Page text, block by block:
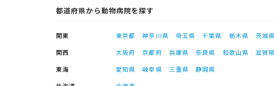
都道府県から動物病院を探す
関東 東京都 神奈川県 埼玉県 千葉県 栃木県 茨城県
関西
大阪府 京都府 兵庫県 奈良県 和歌山県
滋賀県
東海
愛知県 岐阜県 三重県
静岡県